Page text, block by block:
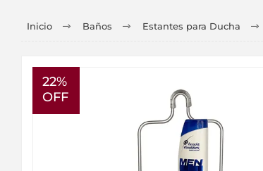
Inicio Baños Estantes para Ducha
22%
OFF